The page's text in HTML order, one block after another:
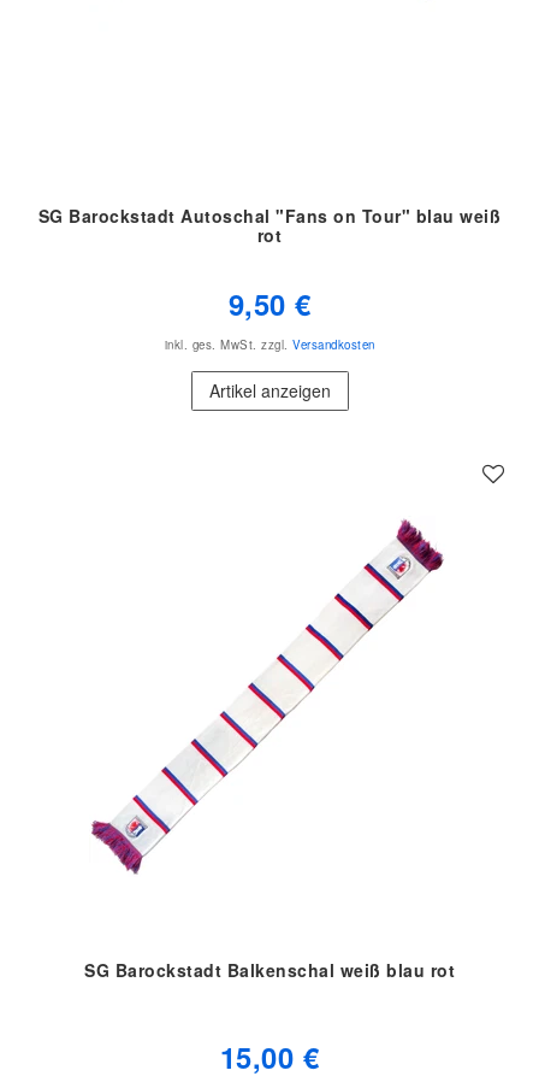
SG Barockstadt Autoschal "Fans on Tour" blau weiß
rot
9,50 €
inkl. ges. MwSt. zzgl. Versandkosten
Artikel anzeigen
SG Barockstadt Balkenschal weiß blau rot
15,00 €